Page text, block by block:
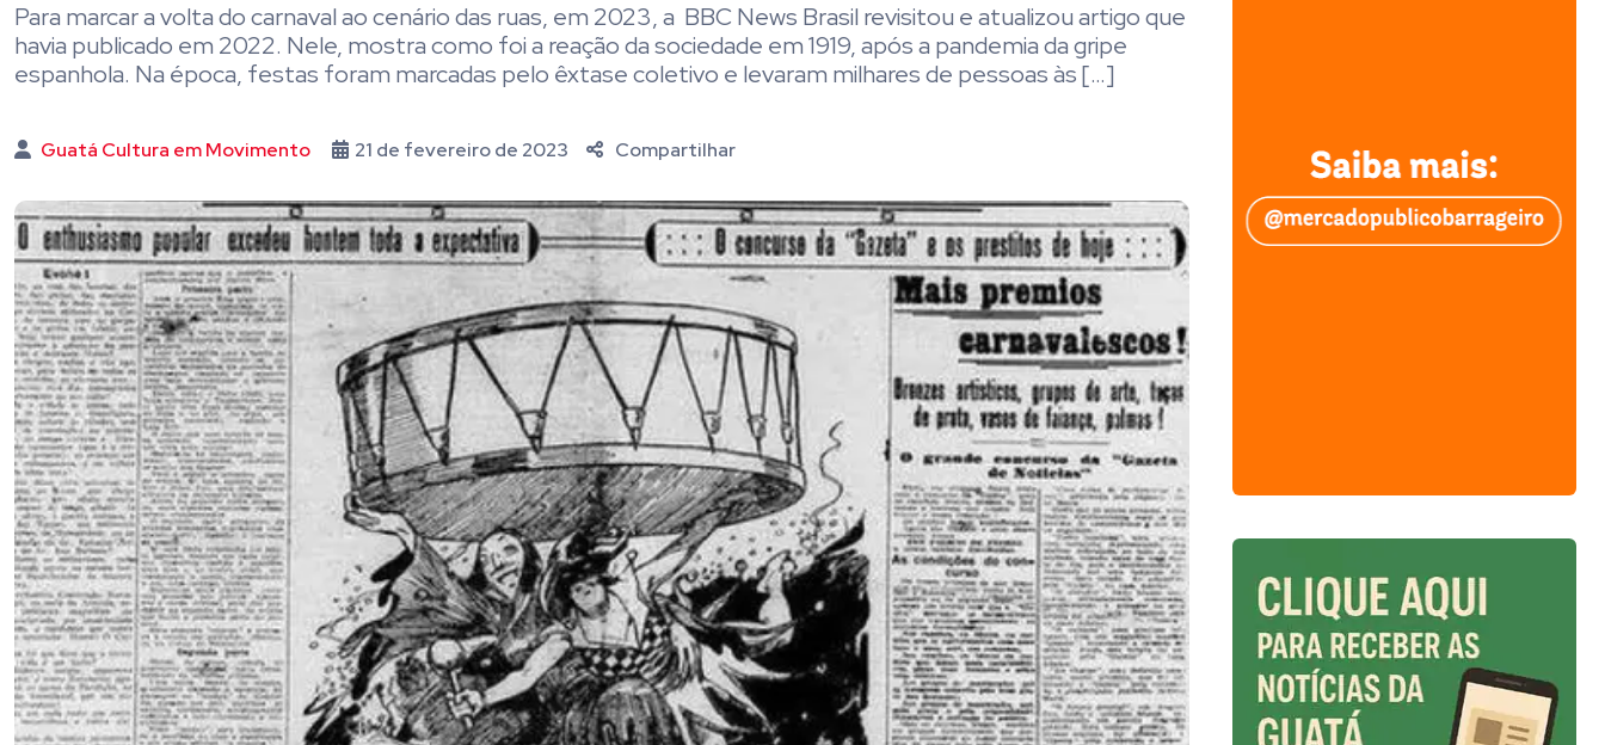
Para marcar a volta do carnaval ao cenário das ruas, em 2023, a BBC News Brasil revisitou e atualizou artigo que
havia publicado em 2022. Nele, mostra como foi a reação da sociedade em 1919, após a pandemia da gripe
espanhola. Na época, festas foram marcadas pelo êxtase coletivo e levaram milhares de pessoas às […]
Guatá Cultura em Movimento 21 de fevereiro de 2023 Compartilhar